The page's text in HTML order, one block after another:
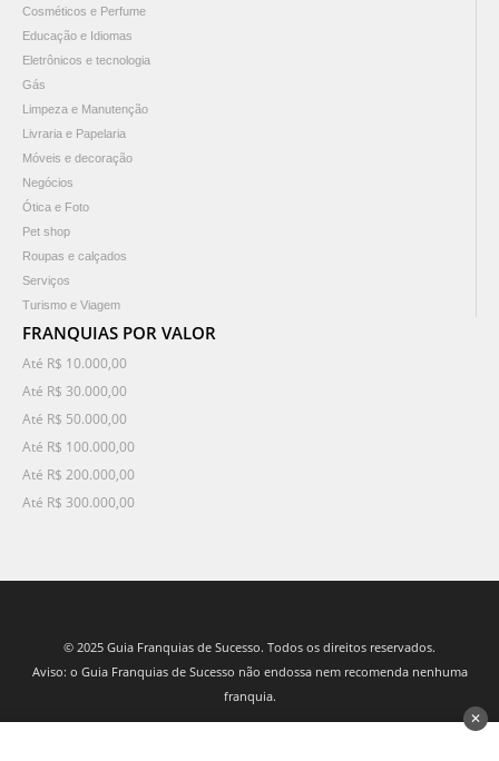
Cosméticos e Perfume
Educação e Idiomas
Eletrônicos e tecnologia
Gás
Limpeza e Manutenção
Livraria e Papelaria
Móveis e decoração
Negócios
Ótica e Foto
Pet shop
Roupas e calçados
Serviços
Turismo e Viagem
FRANQUIAS POR VALOR
Até R$ 10.000,00
Até R$ 30.000,00
Até R$ 50.000,00
Até R$ 100.000,00
Até R$ 200.000,00
Até R$ 300.000,00
© 2025 Guia Franquias de Sucesso. Todos os direitos reservados.
Aviso: o Guia Franquias de Sucesso não endossa nem recomenda nenhuma
franquia.
✕